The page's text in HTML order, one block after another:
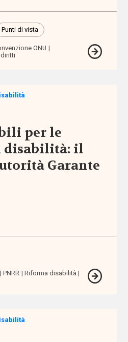
Punti di vista
ONU
per le
disabilità: il
Garante
PNRR
Riforma disabilità